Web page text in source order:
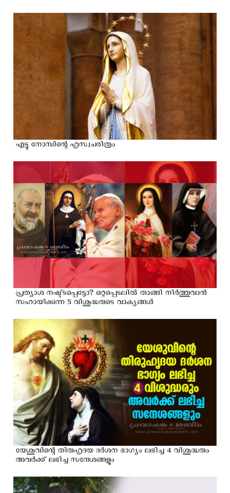
എട്ടു നോമ്പിന്റെ ഹൃസ്വചരിത്രം
പ്രത്യാശ നഷ്ട്ടപ്പെട്ടോ? ഒറ്റപ്പെടലില്‍ താങ്ങി നിര്‍ത്തുവാന്‍
സഹായിക്കുന്ന 5 വിശുദ്ധരുടെ വാക്യങ്ങള്‍
യേശുവിന്റെ തിരുഹൃദയ ദര്‍ശന ഭാഗ്യം ലഭിച്ച 4 വിശുദ്ധരും
അവര്‍ക്ക് ലഭിച്ച സന്ദേശങ്ങളും